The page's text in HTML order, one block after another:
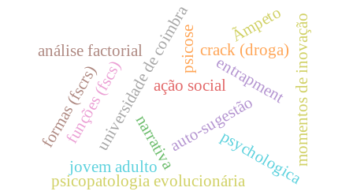
auto-sugestão
ação social
universidade de coimbra
psychologica
análise factorial
narrativa momentos de inovação
entrapment
psicopatologia evolucionária
jovem adulto
crack (droga)
funções (fscs)
psicose
Ãmpeto
formas (fscrs)